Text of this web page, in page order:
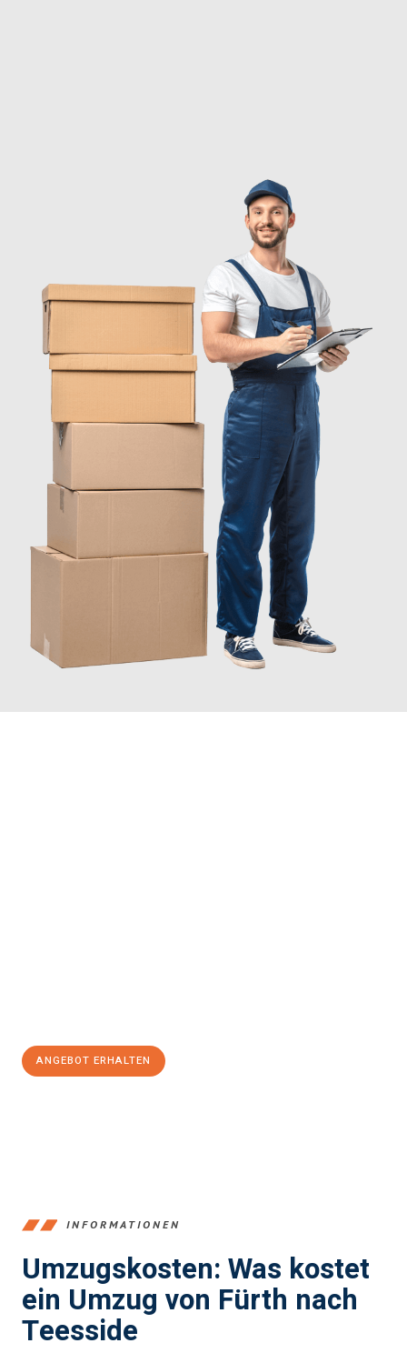
ANGEBOT ERHALTEN
INFORMATIONEN
Umzugskosten: Was kostet
ein Umzug von Fürth nach
Teesside